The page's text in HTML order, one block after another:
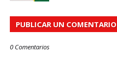
PUBLICAR UN COMENTARIO
0 Comentarios